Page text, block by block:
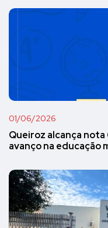
01/06/2026
Queiroz alcança
avanço na educação